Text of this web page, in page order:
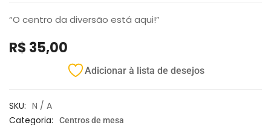
“O centro da diversão está aqui!”
R$ 35,00
Adicionar à lista de desejos
SKU: N / A
Categoria:
Centros de mesa